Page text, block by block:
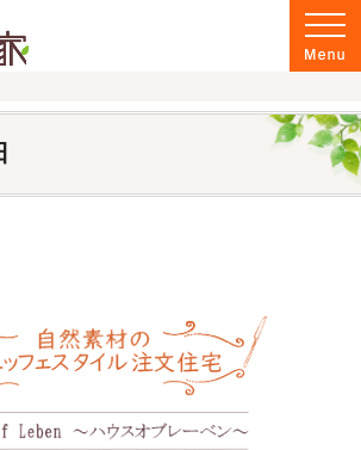
築戸建てを手がける建設会社なら当社へ。
宅・新築戸建てを手がける建設会社なら森の家